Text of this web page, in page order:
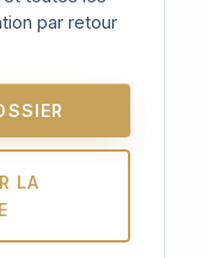
par retour
LA